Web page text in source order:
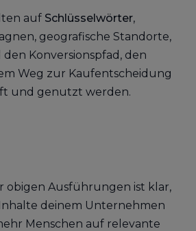
auf Schlüsselwörter,
geografische Standorte,
Konversionspfad, den
Weg zur Kaufentscheidung
und genutzt werden.
obigen Ausführungen ist klar,
deinem Unternehmen
Menschen auf relevante